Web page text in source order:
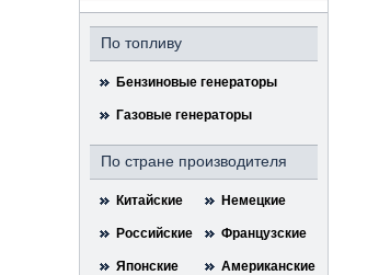
По топливу
Бензиновые генераторы
Газовые генераторы
По стране производителя
Китайские Немецкие
Российские Французские
Японские Американские